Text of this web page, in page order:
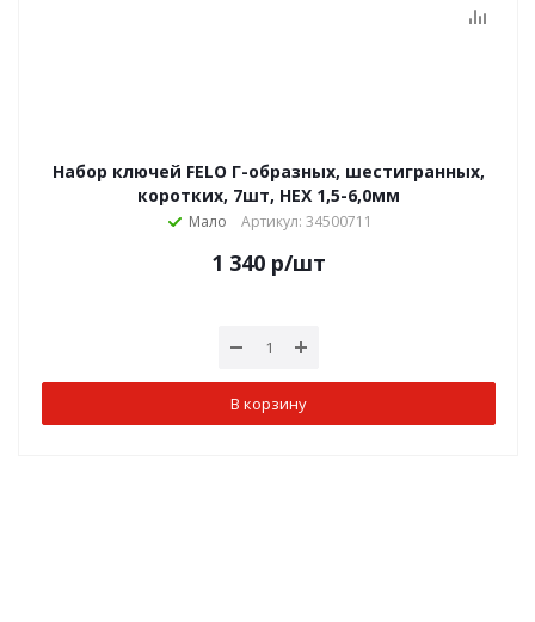
Набор ключей FELO Г-образных, шестигранных,
коротких, 7шт, HEX 1,5-6,0мм
Мало Артикул: 34500711
1 340 р/шт
В корзину